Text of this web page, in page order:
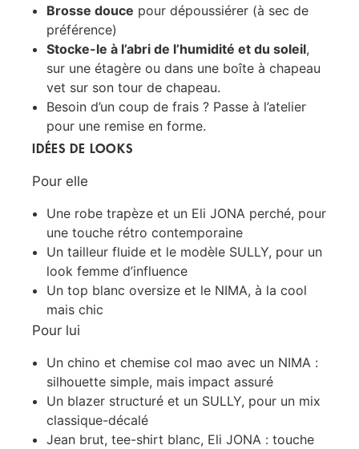
Brosse douce pour dépoussiérer (à sec de
préférence)
Stocke-le à l’abri de l’humidité et du soleil,
sur une étagère ou dans une boîte à chapeau
vet sur son tour de chapeau.
Besoin d’un coup de frais ? Passe à l’atelier
pour une remise en forme.
IDÉES DE LOOKS
Pour elle
Une robe trapèze et un Eli JONA perché, pour
une touche rétro contemporaine
Un tailleur fluide et le modèle SULLY, pour un
look femme d’influence
Un top blanc oversize et le NIMA, à la cool
mais chic
Pour lui
Un chino et chemise col mao avec un NIMA :
silhouette simple, mais impact assuré
Un blazer structuré et un SULLY, pour un mix
classique-décalé
Jean brut, tee-shirt blanc, Eli JONA : touche